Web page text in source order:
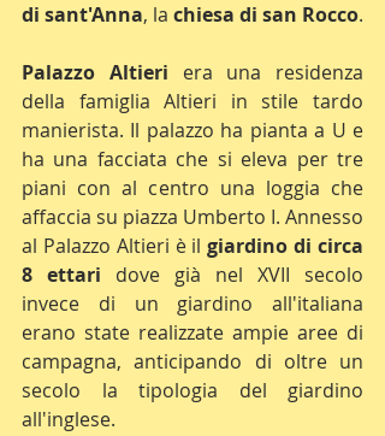
di sant'Anna, la chiesa di san Rocco.
Palazzo Altieri era una residenza
della famiglia Altieri in stile tardo
manierista. Il palazzo ha pianta a U e
ha una facciata che si eleva per tre
piani con al centro una loggia che
affaccia su piazza Umberto I. Annesso
al Palazzo Altieri è il giardino di circa
8 ettari dove già nel XVII secolo
invece di un giardino all'italiana
erano state realizzate ampie aree di
campagna, anticipando di oltre un
secolo la tipologia del giardino
all'inglese.